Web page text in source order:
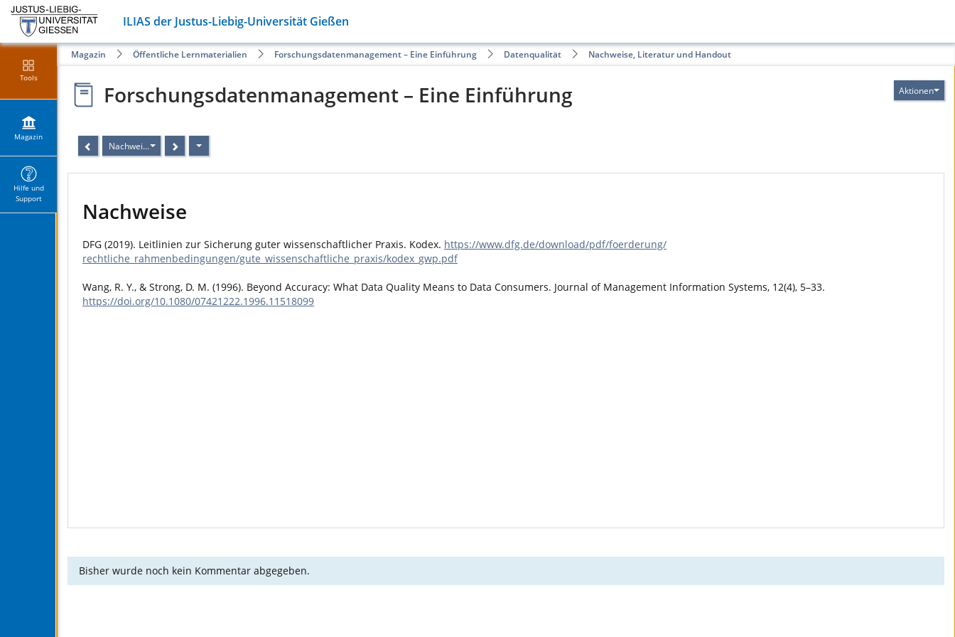
ILIAS der Justus-Liebig-Universität Gießen
Tools
Magazin
Hilfe und
Support
Magazin Öffentliche Lernmaterialien Forschungsdatenmanagement – Eine Einführung Datenqualität Nachweise, Literatur und Handout
Aktionen
Forschungsdatenmanagement – Eine Einführung
Nachweise
Nachweise
DFG (2019). Leitlinien zur Sicherung guter wissenschaftlicher Praxis. Kodex. https://www.dfg.de/download/pdf/foerderung/
rechtliche_rahmenbedingungen/gute_wissenschaftliche_praxis/kodex_gwp.pdf
Wang, R. Y., & Strong, D. M. (1996). Beyond Accuracy: What Data Quality Means to Data Consumers. Journal of Management Information Systems, 12(4), 5–33.
https://doi.org/10.1080/07421222.1996.11518099
Bisher wurde noch kein Kommentar abgegeben.